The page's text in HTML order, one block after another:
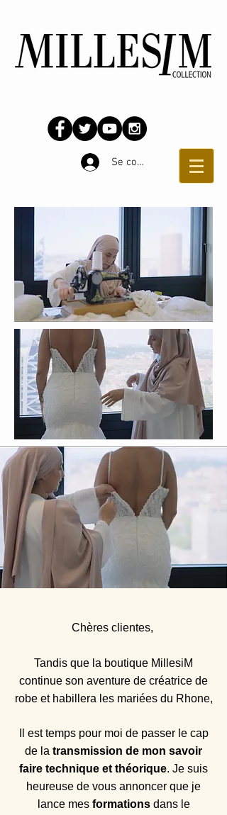
Se connecter
Chères clientes,
Tandis que la boutique MillesiM
continue son aventure de créatrice de
robe et habillera les mariées du Rhone,
Il est temps pour moi de passer le cap
de la transmission de mon savoir
faire technique et théorique. Je suis
heureuse de vous annoncer que je
lance mes formationsdans le